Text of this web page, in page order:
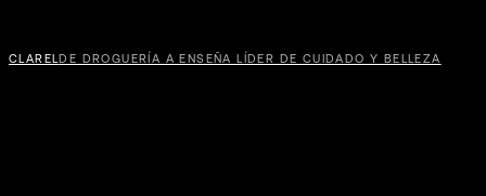
CLARELDE DROGUERÍA A ENSEÑA LÍDER DE CUIDADO Y BELLEZA